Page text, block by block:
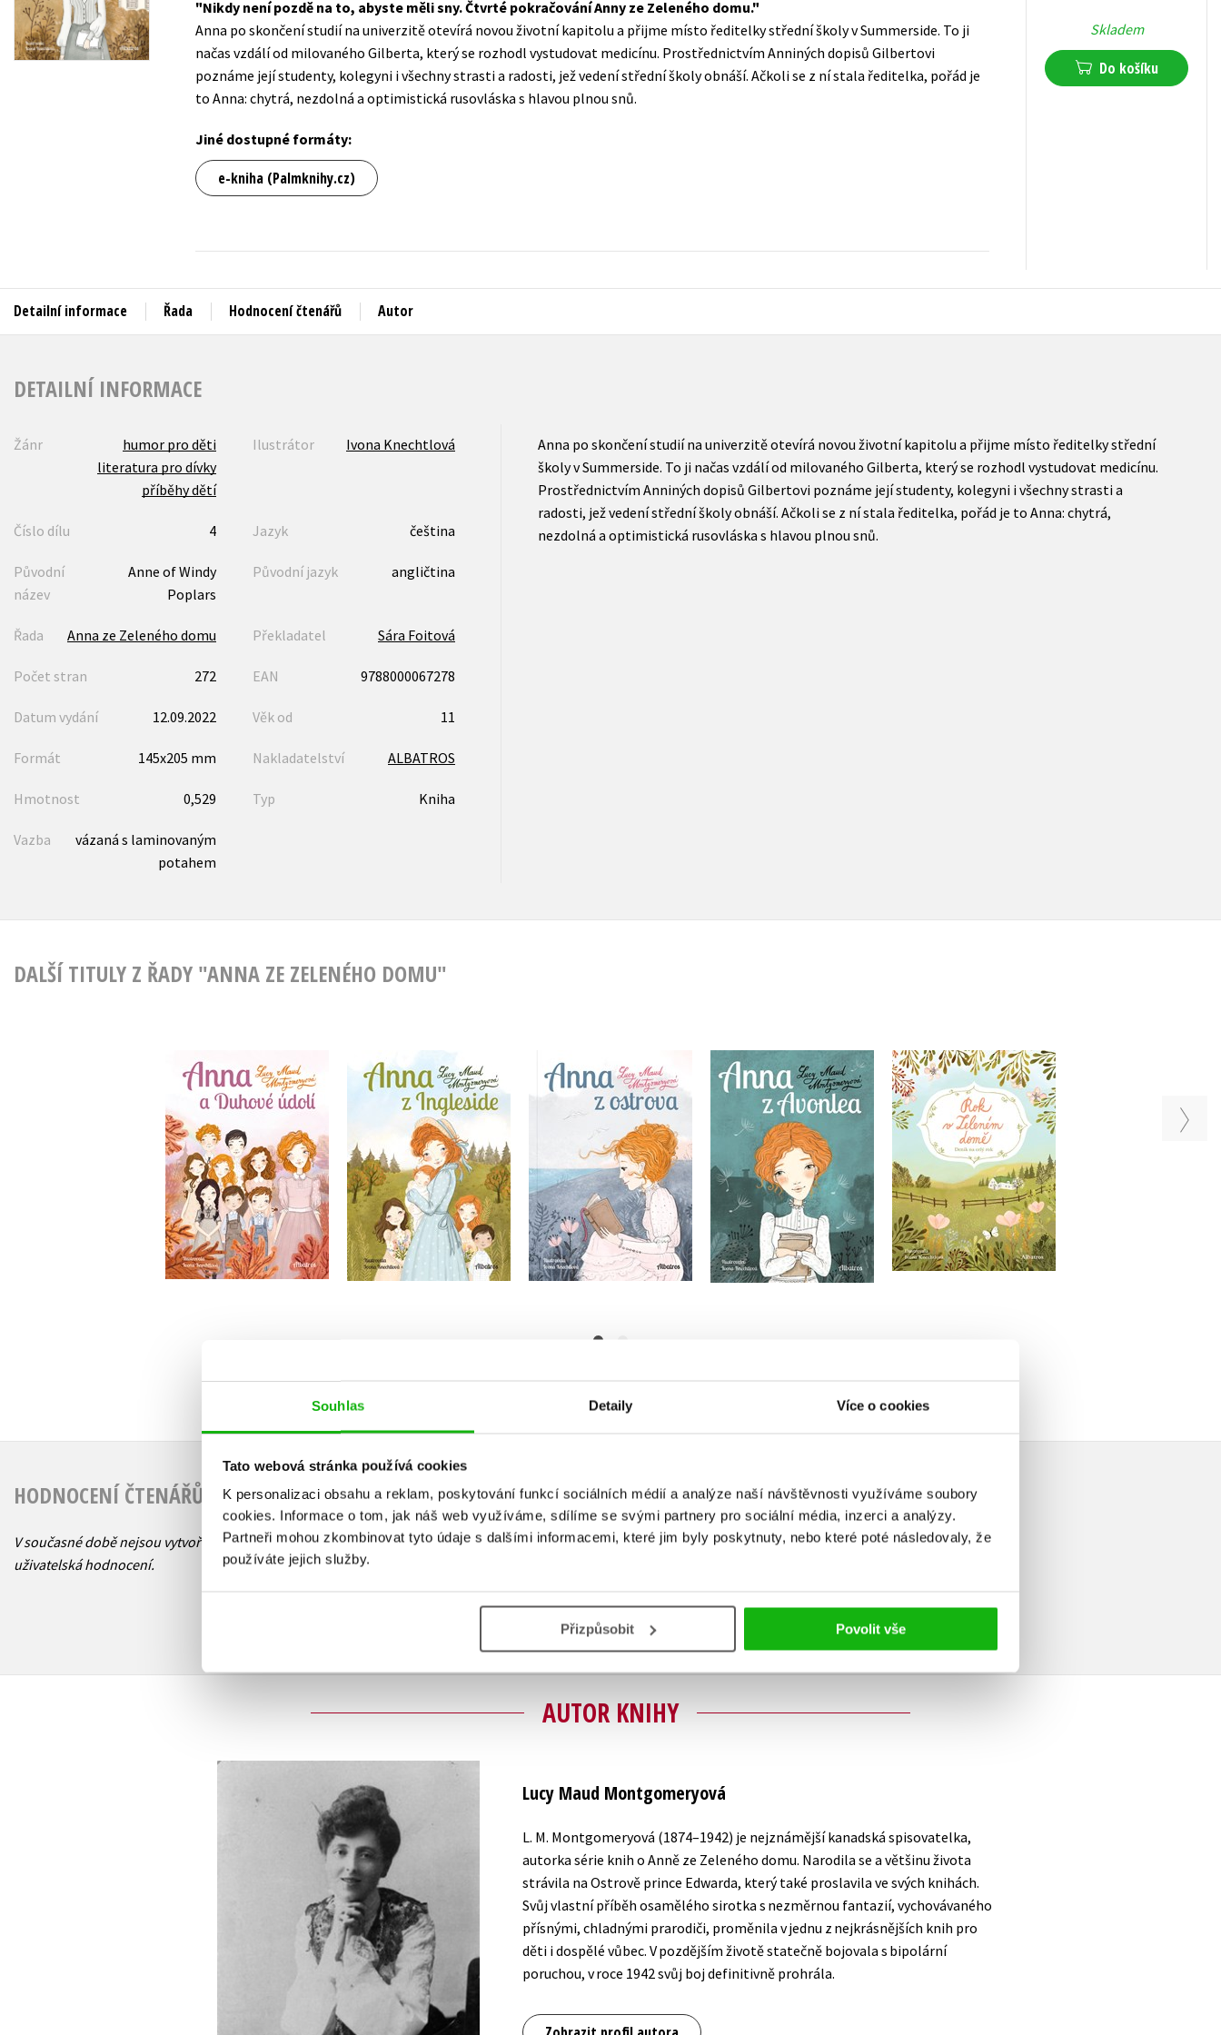
Souhlas Detaily Více o cookies
Tato webová stránka používá cookies
K personalizaci obsahu a reklam, poskytování funkcí sociálních médií a analýze naší návštěvnosti využíváme soubory
cookies. Informace o tom, jak náš web využíváme, sdílíme se svými partnery pro sociální média, inzerci a analýzy.
Partneři mohou zkombinovat tyto údaje s dalšími informacemi, které jim byly poskytnuty, nebo které poté následovaly, že
používáte jejich služby.
Přizpůsobit Povolit vše
Auto - moto
Beletrie pro děti
Jazyky
Kalendáře
Kariéra a osobní rozvoj
Komiks
Populárně - naučná pro dospělé
Populárně - naučné pro děti
Předškoláci
Young adult (SK)
Zahraniční literatura
Nikdy není pozdě na to, abyste měli sny. Čtvrté pokračování Anny ze Zeleného domu.
Anna po skončení studií na univerzitě otevírá novou životní kapitolu a přijme místo ředitelky střední školy v Summerside. To ji
načas vzdálí od milovaného Gilberta, který se rozhodl vystudovat medicínu. Prostřednictvím Anniných dopisů Gilbertovi
poznáme její studenty, kolegyni i všechny strasti a radosti, jež vedení střední školy obnáší. Ačkoli se z ní stala ředitelka, pořád je
to Anna: chytrá, nezdolná a optimistická rusovláska s hlavou plnou snů.
Jiné dostupné formáty:
e-kniha (Palmknihy.cz)
Skladem
Do košíku
Detailní informace Řada Hodnocení čtenářů Autor
DETAILNÍ INFORMACE
Žánr
humor pro děti
literatura pro dívky
příběhy dětí
Ilustrátor Ivona Knechtlová
Číslo dílu 4 Jazyk čeština
Původní
název
Anne of Windy
Poplars
Původní jazyk angličtina
Řada Anna ze Zeleného domu Překladatel Sára Foitová
Počet stran 272 EAN 9788000067278
Datum vydání 12.09.2022 Věk od 11
Formát 145x205 mm Nakladatelství ALBATROS
Hmotnost 0,529 Typ Kniha
Vazba
vázaná s laminovaným
potahem
Anna po skončení studií na univerzitě otevírá novou životní kapitolu a přijme místo ředitelky střední
školy v Summerside. To ji načas vzdálí od milovaného Gilberta, který se rozhodl vystudovat medicínu.
Prostřednictvím Anniných dopisů Gilbertovi poznáme její studenty, kolegyni i všechny strasti a
radosti, jež vedení střední školy obnáší. Ačkoli se z ní stala ředitelka, pořád je to Anna: chytrá,
nezdolná a optimistická rusovláska s hlavou plnou snů.
DALŠÍ TITULY Z ŘADY "ANNA ZE ZELENÉHO DOMU"
Anna a Duhové údolí
Lucy Maud
Montgomeryová
Do košíku
299 Kč
239 Kč
Anna z Ingleside
Lucy Maud
Montgomeryová
Do košíku
299 Kč
239 Kč
Anna z ostrova
Lucy Maud
Montgomeryová
Do košíku
299 Kč
239 Kč
Anna z Avonlea
Lucy Maud
Montgomeryová
Do košíku
299 Kč
239 Kč
Rok v Zeleném domě
Kristýna Brunclíková
Lucy Maud
Montgomeryová
Do košíku
Lucy Maud
Montgomeryová
HODNOCENÍ ČTENÁŘŮ
V současné době nejsou vytvořena žádná
uživatelská hodnocení.
Vaše hodnocení
AUTOR KNIHY
Lucy Maud Montgomeryová
L. M. Montgomeryová (1874–1942) je nejznámější kanadská spisovatelka,
autorka série knih o Anně ze Zeleného domu. Narodila se a většinu života
strávila na Ostrově prince Edwarda, který také proslavila ve svých knihách.
Svůj vlastní příběh osamělého sirotka s nezměrnou fantazií, vychovávaného
přísnými, chladnými prarodiči, proměnila v jednu z nejkrásnějších knih pro
děti i dospělé vůbec. V pozdějším životě statečně bojovala s bipolární
poruchou, v roce 1942 svůj boj definitivně prohrála.